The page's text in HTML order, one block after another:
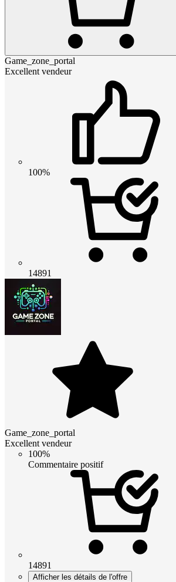
Game_zone_portal
Excellent vendeur
100%
14891
Game_zone_portal
Excellent vendeur
100%
Commentaire positif
14891
Afficher les détails de l'offre